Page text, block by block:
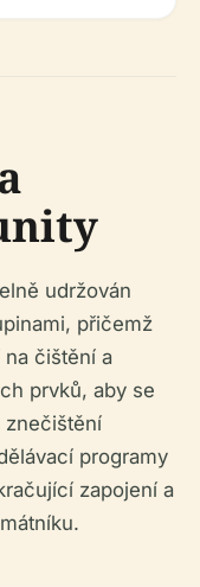
udržován
přičemž
na čištění a
prvků, aby se
znečištění
programy
zapojení a